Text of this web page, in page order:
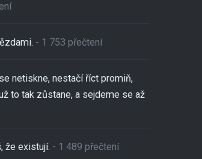
- 1 753 přečtení
netiskne, nestačí říct promiň,
to tak zůstane, a sejdeme se až
že existují. - 1 489 přečtení